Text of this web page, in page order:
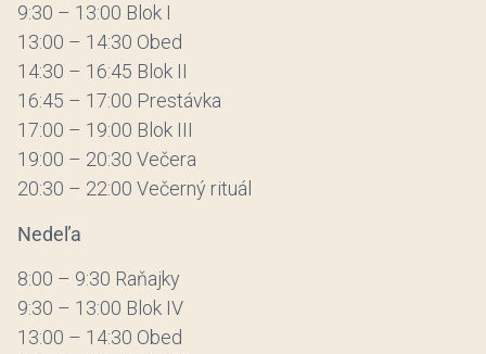
9:30 – 13:00 Blok I
13:00 – 14:30 Obed
14:30 – 16:45 Blok II
16:45 – 17:00 Prestávka
17:00 – 19:00 Blok III
19:00 – 20:30 Večera
20:30 – 22:00 Večerný rituál
Nedeľa
8:00 – 9:30 Raňajky
9:30 – 13:00 Blok IV
13:00 – 14:30 Obed